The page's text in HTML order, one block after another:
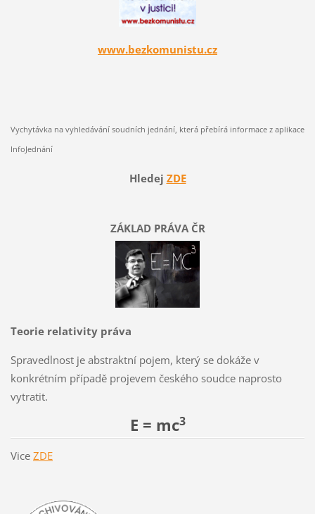
www.bezkomunistu.cz
Vychytávka na vyhledávání soudních jednání, která přebírá informace z aplikace
InfoJednání
Hledej ZDE
ZÁKLAD PRÁVA ČR
Teorie relativity práva
Spravedlnost je abstraktní pojem, který se dokáže v
konkrétním případě projevem českého soudce naprosto
vytratit.
E = mc3
Vice ZDE